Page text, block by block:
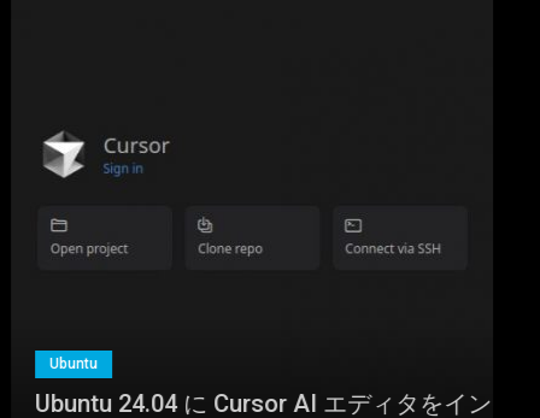
Ubuntu
Ubuntu 24.04 に Cursor AI エディタをイン